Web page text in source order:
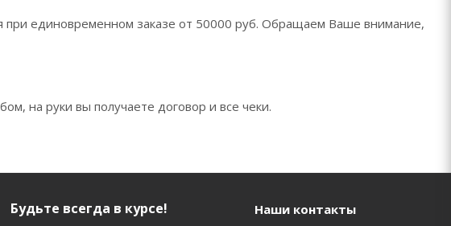
при единовременном заказе от 50000 руб. Обращаем Ваше внимание,
на руки вы получаете договор и все чеки.
Будьте всегда в курсе! Наши контакты